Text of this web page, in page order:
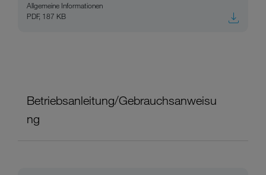
Allgemeine Informationen
PDF, 187 KB
Betriebsanleitung/Gebrauchsanweisu
ng